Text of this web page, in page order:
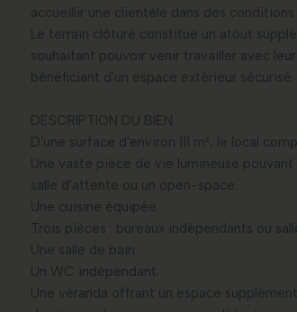
accueillir une clientèle dans des conditions
Le terrain clôturé constitue un atout
souhaitant pouvoir venir travailler avec
bénéficiant d'un espace extérieur sécurisé.
DESCRIPTION DU BIEN
D'une surface d'environ 111 m², le local
Une vaste pièce de vie lumineuse
salle d'attente ou un open-space.
Une cuisine équipée.
Trois pièces : bureaux indépendants ou
Une salle de bain.
Un WC indépendant.
Une véranda offrant un espace